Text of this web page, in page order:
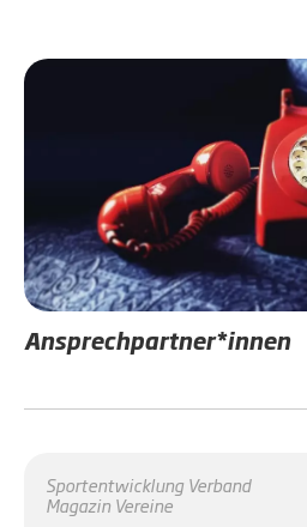
Ansprechpartner*innen
Sportentwicklung Verband
Magazin Vereine